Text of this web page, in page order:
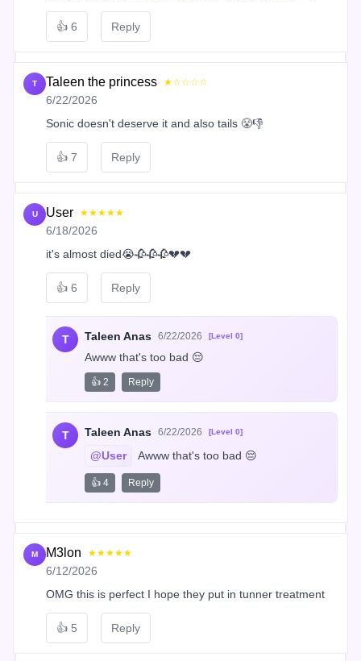
👍 6 Reply
T Taleen the princess ★☆☆☆☆
6/22/2026
Sonic doesn't deserve it and also tails 😤👎
👍 7 Reply
U User ★★★★★
6/18/2026
it's almost died😭🥀🥀🥀💔💔
👍 6 Reply
T Taleen Anas 6/22/2026 [Level 0]
Awww that's too bad 😔
👍 2 Reply
T Taleen Anas 6/22/2026 [Level 0]
@User Awww that's too bad 😔
👍 4 Reply
M M3lon ★★★★★
6/12/2026
OMG this is perfect I hope they put in tunner treatment
👍 5 Reply